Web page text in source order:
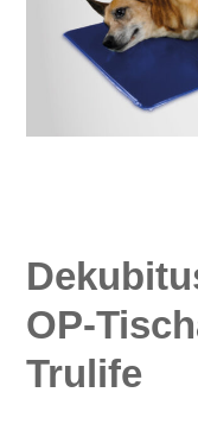
OP-
Trulife